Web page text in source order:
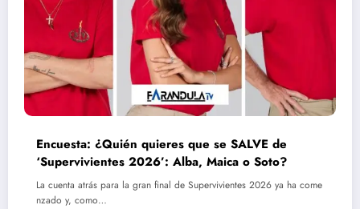
Encuesta: ¿Quién quieres que se SALVE de
‘Supervivientes 2026’: Alba, Maica o Soto?
La cuenta atrás para la gran final de Supervivientes 2026 ya ha come
nzado y, como…